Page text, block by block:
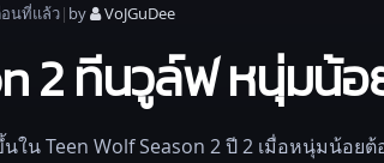
อนที่แล้ว| by VoJGuDee
2 ทีนวูล์ฟ หนุ่มน้
น Teen Wolf Season 2 ปี 2 เมื่อหนุ่มน้อ